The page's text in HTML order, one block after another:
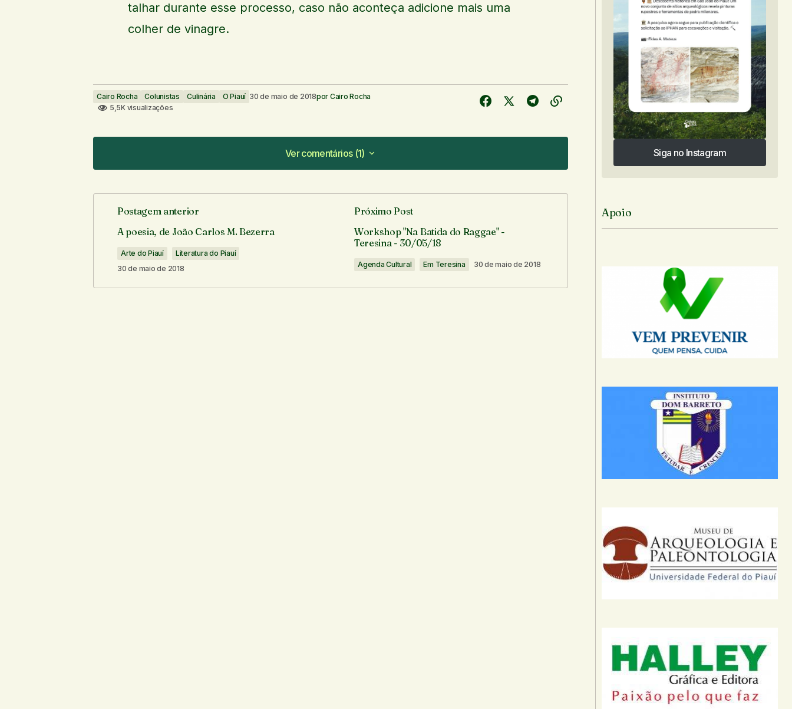
talhar durante esse processo, caso não aconteça adicione mais uma
colher de vinagre.
Cairo Rocha Colunistas Culinária O Piauí 30 de maio de 2018por Cairo Rocha
5,5K visualizações
Ver comentários (1)
Ver comentários (1)
gosto muito das postagem desse blog, sempre quando
preciso venho aqui procurar alguma ideia pra fazer.
carla cristina 28 de outubro de 2020 em 09:31
Responder
Postagem anterior
A poesia, de João Carlos M. Bezerra
Arte do Piauí
Literatura do Piauí
30 de maio de 2018
Próximo Post
Workshop "Na Batida do Raggae" -
Teresina - 30/05/18
Agenda Cultural Em Teresina 30 de maio de 2018
Siga no Instagram
Siga no Instagram
Apoio